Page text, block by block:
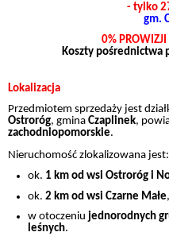
- tylko
gm.
0% PROWIZJI
Koszty pośrednictwa
Lokalizacja
Przedmiotem sprzedaży jest
Ostroróg, gmina Czaplinek,
zachodniopomorskie.
Nieruchomość zlokalizowana jest:
ok. 1 km od wsi Ostroróg i
ok. 2 km od wsi Czarne Małe,
w otoczeniu jednorodnych
leśnych.